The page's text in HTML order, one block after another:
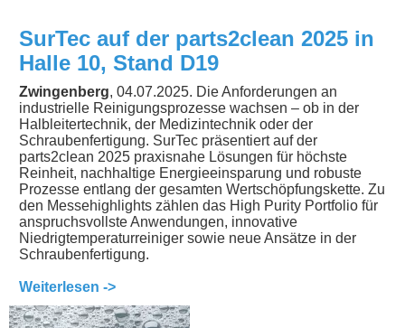
SurTec auf der parts2clean 2025 in
Halle 10, Stand D19
Zwingenberg, 04.07.2025. Die Anforderungen an
industrielle Reinigungsprozesse wachsen – ob in der
Halbleitertechnik, der Medizintechnik oder der
Schraubenfertigung. SurTec präsentiert auf der
parts2clean 2025 praxisnahe Lösungen für höchste
Reinheit, nachhaltige Energieeinsparung und robuste
Prozesse entlang der gesamten Wertschöpfungskette. Zu
den Messehighlights zählen das High Purity Portfolio für
anspruchsvollste Anwendungen, innovative
Niedrigtemperaturreiniger sowie neue Ansätze in der
Schraubenfertigung.
Weiterlesen ->